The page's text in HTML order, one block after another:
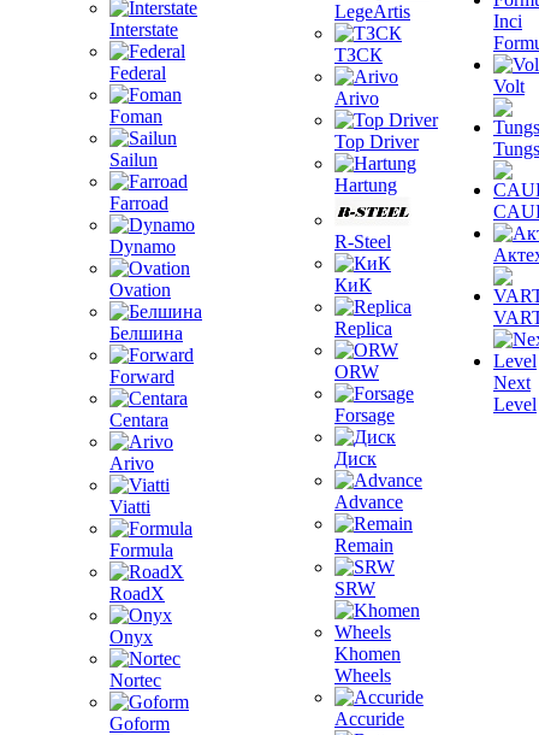
Interstate
Federal
Foman
Sailun
Farroad
Dynamo
Ovation
Белшина
Forward
Centara
Arivo
Viatti
Formula
RoadX
Onyx
Nortec
Goform
LegeArtis
ТЗСК
Arivo
Top Driver
Hartung
R-Steel
КиК
Replica
ORW
Forsage
Диск
Advance
Remain
SRW
Khomen
Wheels
Accuride
Inci
Volt
Next
Level